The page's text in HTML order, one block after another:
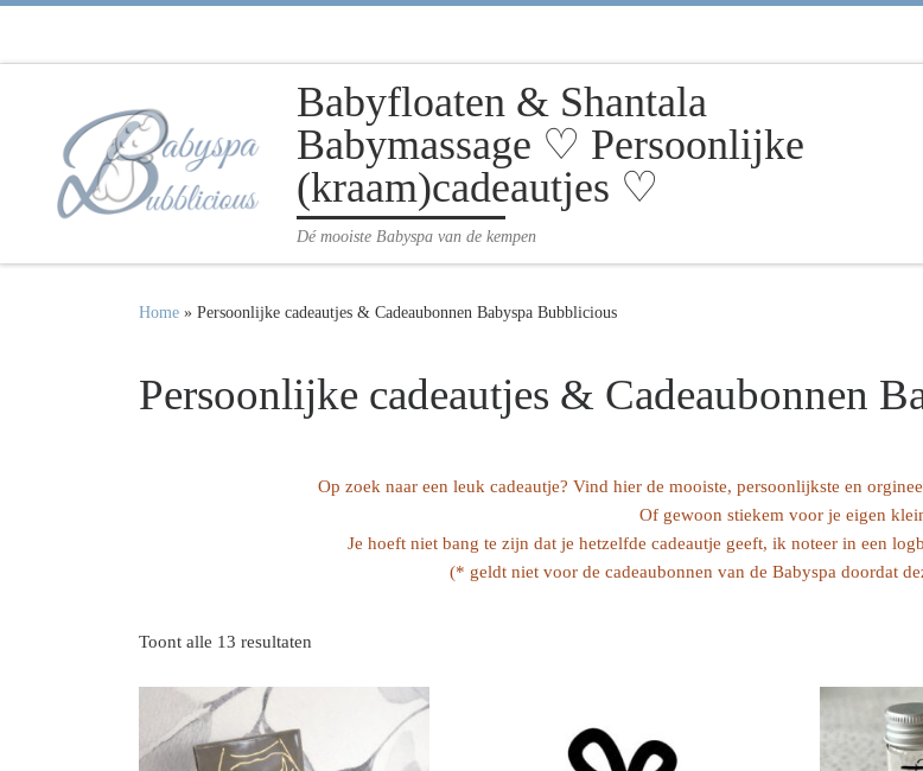
Babyfloaten & Shantala
Babymassage ♡ Persoonlijke
(kraam)cadeautjes ♡
Dé mooiste Babyspa van de kempen
Home » Persoonlijke cadeautjes & Cadeaubonnen Babyspa Bubblicious
Persoonlijke cadeautjes & Cadeaubonnen
Op zoek naar een leuk cadeautje? Vind hier de mooiste, persoonlijkste en
Of gewoon stiekem voor je eigen
Je hoeft niet bang te zijn dat je hetzelfde cadeautje geeft, ik noteer in een
(* geldt niet voor de cadeaubonnen van de Babyspa doordat
Toont alle 13 resultaten